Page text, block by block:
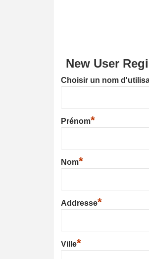
New User
Choisir un nom
Prénom*
Nom*
Addresse*
Ville*